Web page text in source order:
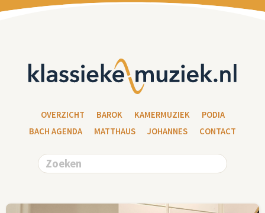
OVERZICHT BAROK KAMERMUZIEK
PODIA
BACH AGENDA
MATTHAUS JOHANNES CONTACT